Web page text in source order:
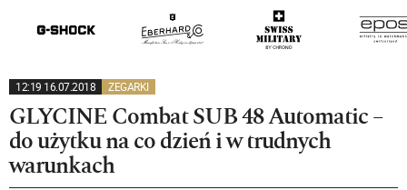
12:19 16.07.2018 ZEGARKI
GLYCINE Combat SUB 48 Automatic –
do użytku na co dzień i w trudnych
warunkach